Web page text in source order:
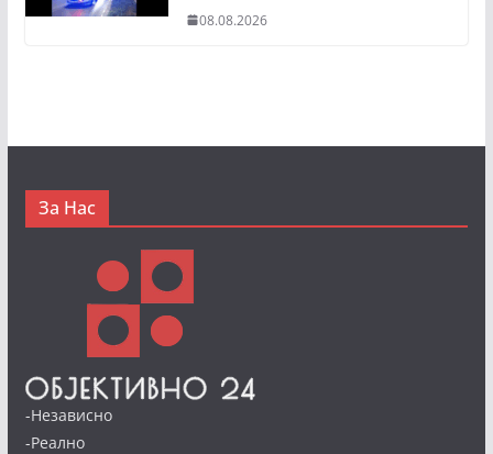
08.08.2026
За Нас
-Независно
-Реално